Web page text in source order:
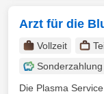
Arzt für die
Vollzeit
Sonderzahlung
Die Plasma